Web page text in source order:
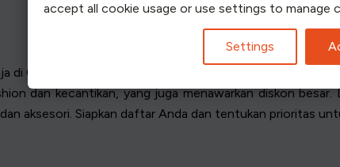
di Cyber Monday. Anda akan menemukan penawaran
dan kecantikan, yang juga menawarkan diskon besar.
aksesori. Siapkan daftar Anda dan tentukan prioritas
accept all cookie usage or use settings to manage
Settings